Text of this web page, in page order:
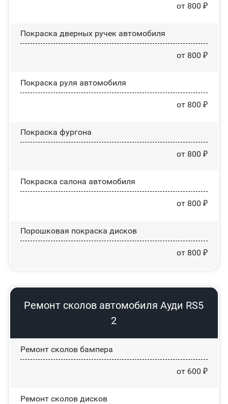
от 800 ₽
Покраска дверных ручек автомобиля
от 800 ₽
Покраска руля автомобиля
от 800 ₽
Покраска фургона
от 800 ₽
Покраска салона автомобиля
от 800 ₽
Порошковая покраска дисков
от 800 ₽
Ремонт сколов автомобиля Ауди RS5
2
Ремонт сколов бампера
от 600 ₽
Ремонт сколов дисков